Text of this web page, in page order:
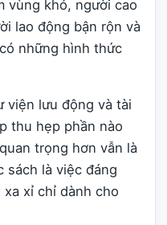
vùng khó, người cao
lao động bận rộn và
những hình thức
viện lưu động và tài
thu hẹp phần nào
trọng hơn vẫn là
sách là việc đáng
xỉ chỉ dành cho